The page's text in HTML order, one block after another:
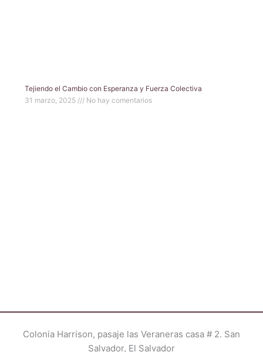
Tejiendo el Cambio con Esperanza y Fuerza Colectiva
31 marzo, 2025
No hay comentarios
Colonia Harrison, pasaje las Veraneras casa # 2. San
Salvador, El Salvador